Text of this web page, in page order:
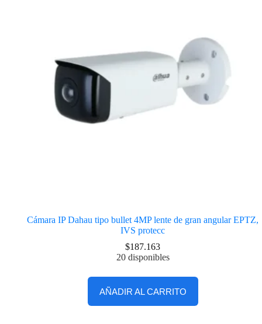
Cámara IP Dahau tipo bullet 4MP lente de gran angular EPTZ,
IVS protecc
$187.163
20 disponibles
AÑADIR AL CARRITO